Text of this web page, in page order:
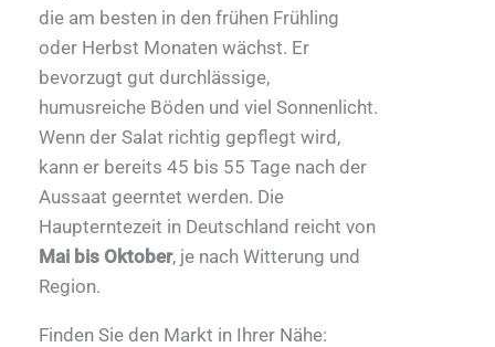
die am besten in den frühen Frühling
oder Herbst Monaten wächst. Er
bevorzugt gut durchlässige,
humusreiche Böden und viel Sonnenlicht.
Wenn der Salat richtig gepflegt wird,
kann er bereits 45 bis 55 Tage nach der
Aussaat geerntet werden. Die
Haupterntezeit in Deutschland reicht von
Mai bis Oktober, je nach Witterung und
Region.
Finden Sie den Markt in Ihrer Nähe: